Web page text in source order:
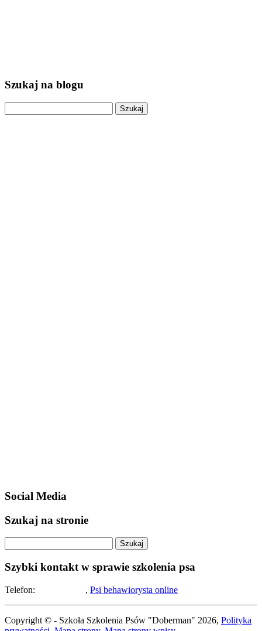
Szukaj na blogu
Social Media
Szukaj na stronie
Szybki kontakt w sprawie szkolenia psa
Telefon: , Psi behawiorysta online
Copyright © - Szkoła Szkolenia Psów "Doberman" 2026, Polityka